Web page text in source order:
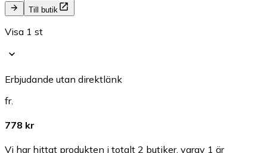
Till butik
Visa 1 st
Erbjudande utan direktlänk
fr.
778 kr
Vi har hittat produkten i totalt 2 butiker, varav 1 är